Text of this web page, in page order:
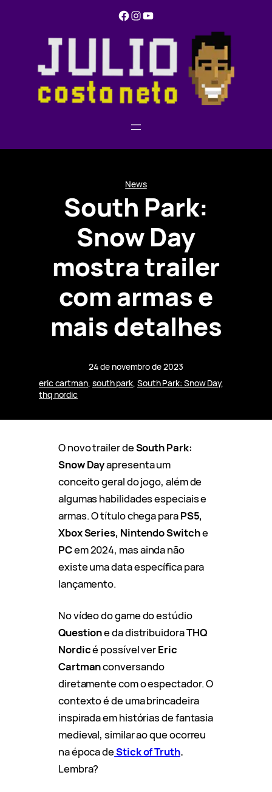
Facebook Instagram YouTube
News
South Park:
Snow Day
mostra trailer
com armas e
mais detalhes
24 de novembro de 2023
eric cartman, south park, South Park: Snow Day
thq nordic
O novo trailer deSouth Park:
Snow Dayapresenta um
conceito geral do jogo, além de
algumas habilidades especiais e
armas. O título chega paraPS5,
Xbox Series, Nintendo Switche
PCem 2024, mas ainda não
existe uma data específica para
lançamento.
No vídeo do game do estúdio
Questione da distribuidoraTHQ
Nordicé possível verEric
Cartmanconversando
diretamente com o espectador. O
contexto é de uma brincadeira
inspirada em histórias de fantasia
medieval, similar ao que ocorreu
na época deStick of Truth.
Lembra?